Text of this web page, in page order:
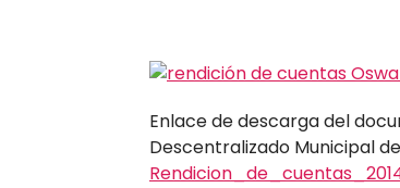
Enlace de descarga del
Descentralizado Municipal